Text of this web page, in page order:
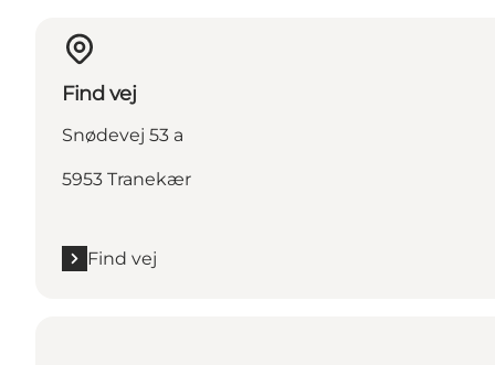
Find vej
Snødevej 53 a
5953 Tranekær
Find vej